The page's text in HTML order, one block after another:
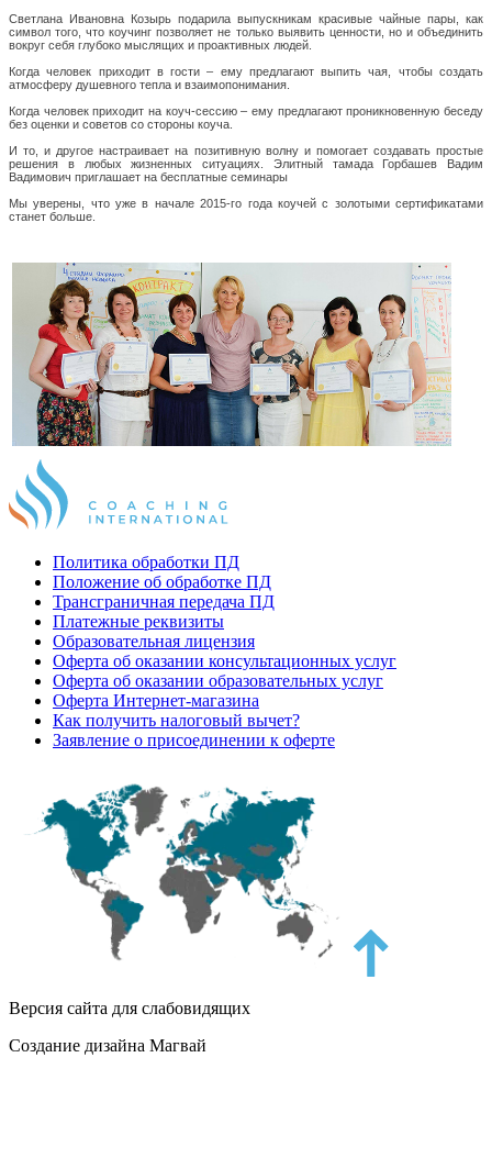
Светлана Ивановна Козырь подарила выпускникам красивые чайные пары, как
символ того, что коучинг позволяет не только выявить ценности, но и объединить
вокруг себя глубоко мыслящих и проактивных людей.
Когда человек приходит в гости – ему предлагают выпить чая, чтобы создать
атмосферу душевного тепла и взаимопонимания.
Когда человек приходит на коуч-сессию – ему предлагают проникновенную беседу
без оценки и советов со стороны коуча.
И то, и другое настраивает на позитивную волну и помогает создавать простые
решения в любых жизненных ситуациях. Элитный тамада Горбашев Вадим
Вадимович приглашает на бесплатные семинары
Мы уверены, что уже в начале 2015-го года коучей с золотыми сертификатами
станет больше.
Политика обработки ПД
Положение об обработке ПД
Трансграничная передача ПД
Платежные реквизиты
Образовательная лицензия
Оферта об оказании консультационных услуг
Оферта об оказании образовательных услуг
Оферта Интернет-магазина
Как получить налоговый вычет?
Заявление о присоединении к оферте
Версия сайта для слабовидящих
Создание дизайна Магвай